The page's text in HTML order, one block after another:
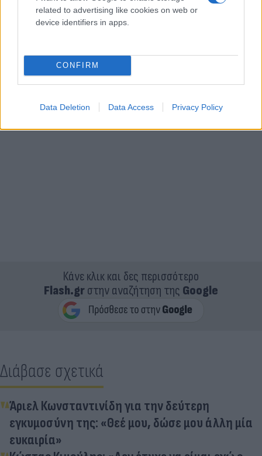
related to advertising like cookies on web or
device identifiers in apps.
CONFIRM
Data Deletion Data Access Privacy Policy
Κάνε κλικ και δες περισσότερο
Flash.grστην αναζήτηση της Google
Διάβασε σχετικά
Άριελ Κωνσταντινίδη για την δεύτερη
εγκυμοσύνη της: «Θεέ μου, δώσε μου άλλη μία
ευκαιρία»